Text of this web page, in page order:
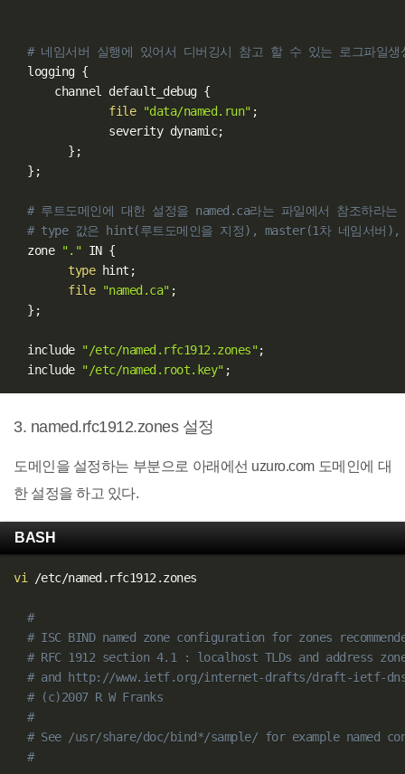
# 네임서버 실행에 있어서 디버깅시 참고 할 수 있는 로그파일생
  logging
{
      channel default_debug
{
file
"data/named.run" ;
              severity dynamic
;
} ;
} ;
# 루트도메인에 대한 설정을 named.ca라는 파일에서 참조하라는
# type 값은 hint(루트도메인을 지정), master(1차 네임서버),
  zone
"." IN {
type hint ;
file
"named.ca" ;
} ;
  include
"/etc/named.rfc1912.zones";
  include
"/etc/named.root.key" ;
3. named.rfc1912.zones 설정
도메인을 설정하는 부분으로 아래에선 uzuro.com 도메인에 대
한 설정을 하고 있다.
BASH
vi /etc/named.rfc1912.zones
#
# ISC BIND named zone configuration for zones
# RFC 1912 section 4.1 : localhost TLDs and address
# and http://www.ietf.org/internet-drafts/draft-ietf-
# (c)2007 R W Franks
#
# See /usr/share/doc/bind*/sample/ for example named
#